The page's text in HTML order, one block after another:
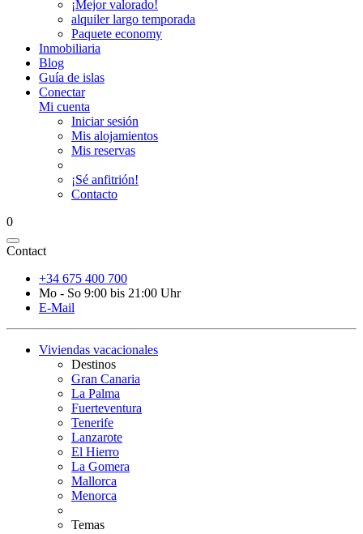
¡Mejor valorado!
alquiler largo temporada
Paquete economy
Inmobiliaria
Blog
Guía de islas
Conectar
Mi cuenta
Iniciar sesión
Mis alojamientos
Mis reservas
¡Sé anfitrión!
Contacto
0
Contact
+34 675 400 700
Mo - So 9:00 bis 21:00 Uhr
E-Mail
Viviendas vacacionales
Destinos
Gran Canaria
La Palma
Fuerteventura
Tenerife
Lanzarote
El Hierro
La Gomera
Mallorca
Menorca
Temas